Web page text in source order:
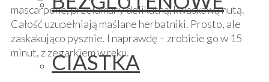
CIASTKA
mascarpone, przełamany delikatną, kwaskową nutą.
Całość uzupełniają maślane herbatniki. Prosto, ale
zaskakująco pysznie. I naprawdę – zrobicie go w 15
minut, z zegarkiem w ręku.